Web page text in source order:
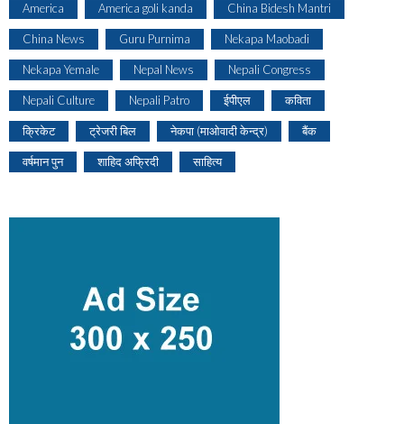
America America goli kanda China Bidesh Mantri
China News Guru Purnima Nekapa Maobadi
Nekapa Yemale Nepal News Nepali Congress
Nepali Culture Nepali Patro ईपीएल कविता
क्रिकेट ट्रेजरी बिल नेकपा (माओवादी केन्द्र) बैंक
वर्षमान पुन शाहिद अफ्रिदी साहित्य